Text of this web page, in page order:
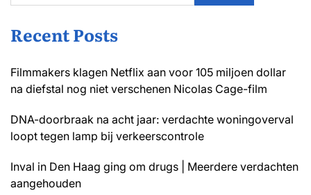
Recent Posts
Filmmakers klagen Netflix aan voor 105 miljoen dollar
na diefstal nog niet verschenen Nicolas Cage-film
DNA-doorbraak na acht jaar: verdachte woningoverval
loopt tegen lamp bij verkeerscontrole
Inval in Den Haag ging om drugs | Meerdere verdachten
aangehouden